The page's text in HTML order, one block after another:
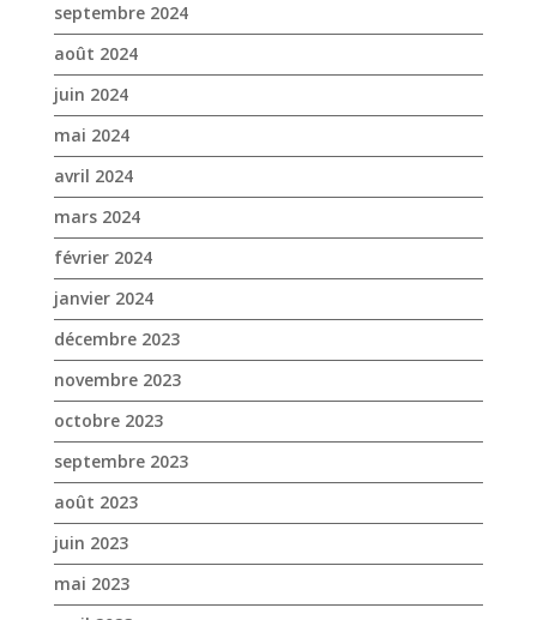
mars 2024
février 2024
janvier 2024
décembre 2023
novembre 2023
octobre 2023
septembre 2023
août 2023
juin 2023
mai 2023
avril 2023
mars 2023
janvier 2023
décembre 2022
novembre 2022